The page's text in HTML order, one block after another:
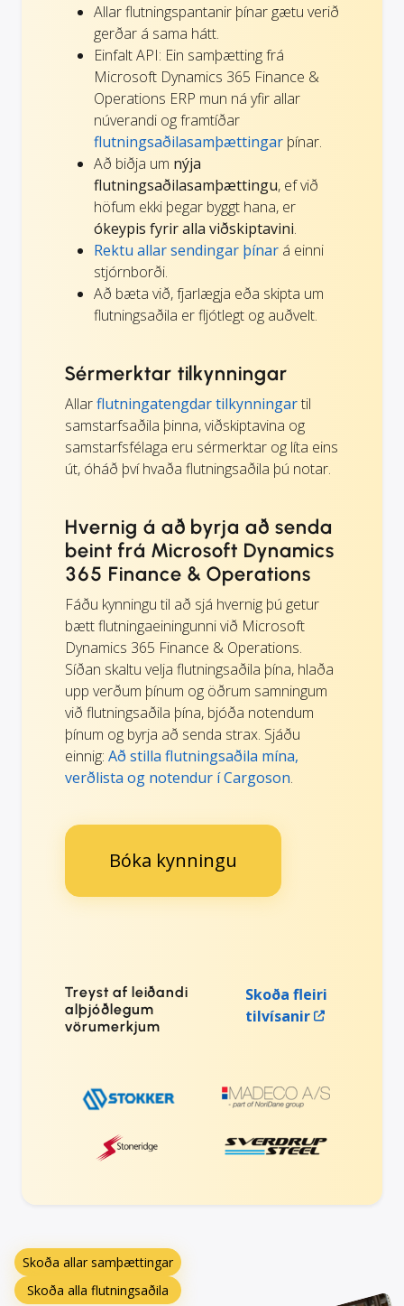
Allar flutningspantanir þínar gætu verið
gerðar á sama hátt.
Einfalt API: Ein samþætting frá
Microsoft Dynamics 365 Finance &
Operations ERP mun ná yfir allar
núverandi og framtíðar
flutningsaðilasamþættingar þínar.
Að biðja um nýja
flutningsaðilasamþættingu, ef við
höfum ekki þegar byggt hana, er
ókeypis fyrir alla viðskiptavini.
Rektu allar sendingar þínar á einni
stjórnborði.
Að bæta við, fjarlægja eða skipta um
flutningsaðila er fljótlegt og auðvelt.
Sérmerktar tilkynningar
Allarflutningatengdar tilkynningartil
samstarfsaðila þinna, viðskiptavina og
samstarfsfélaga eru sérmerktar og líta eins
út, óháð því hvaða flutningsaðila þú notar.
Hvernig á að byrja að senda
beint frá Microsoft Dynamics
365 Finance & Operations
Fáðu kynningu til að sjá hvernig þú getur
bætt flutningaeiningunni við Microsoft
Dynamics 365 Finance & Operations.
Síðan skaltu velja flutningsaðila þína, hlaða
upp verðum þínum og öðrum samningum
við flutningsaðila þína, bjóða notendum
þínum og byrja að senda strax. Sjáðu
einnig: Að stilla flutningsaðila mína,
verðlista og notendur í Cargoson.
Bóka kynningu
Treyst af leiðandi
alþjóðlegum
vörumerkjum
Skoða fleiri
tilvísanir
Skoða allar samþættingar
Skoða alla flutningsaðila